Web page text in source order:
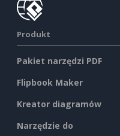
Produkt
Pakiet narzędzi PDF
Flipbook Maker
Kreator diagramów
Narzędzie do